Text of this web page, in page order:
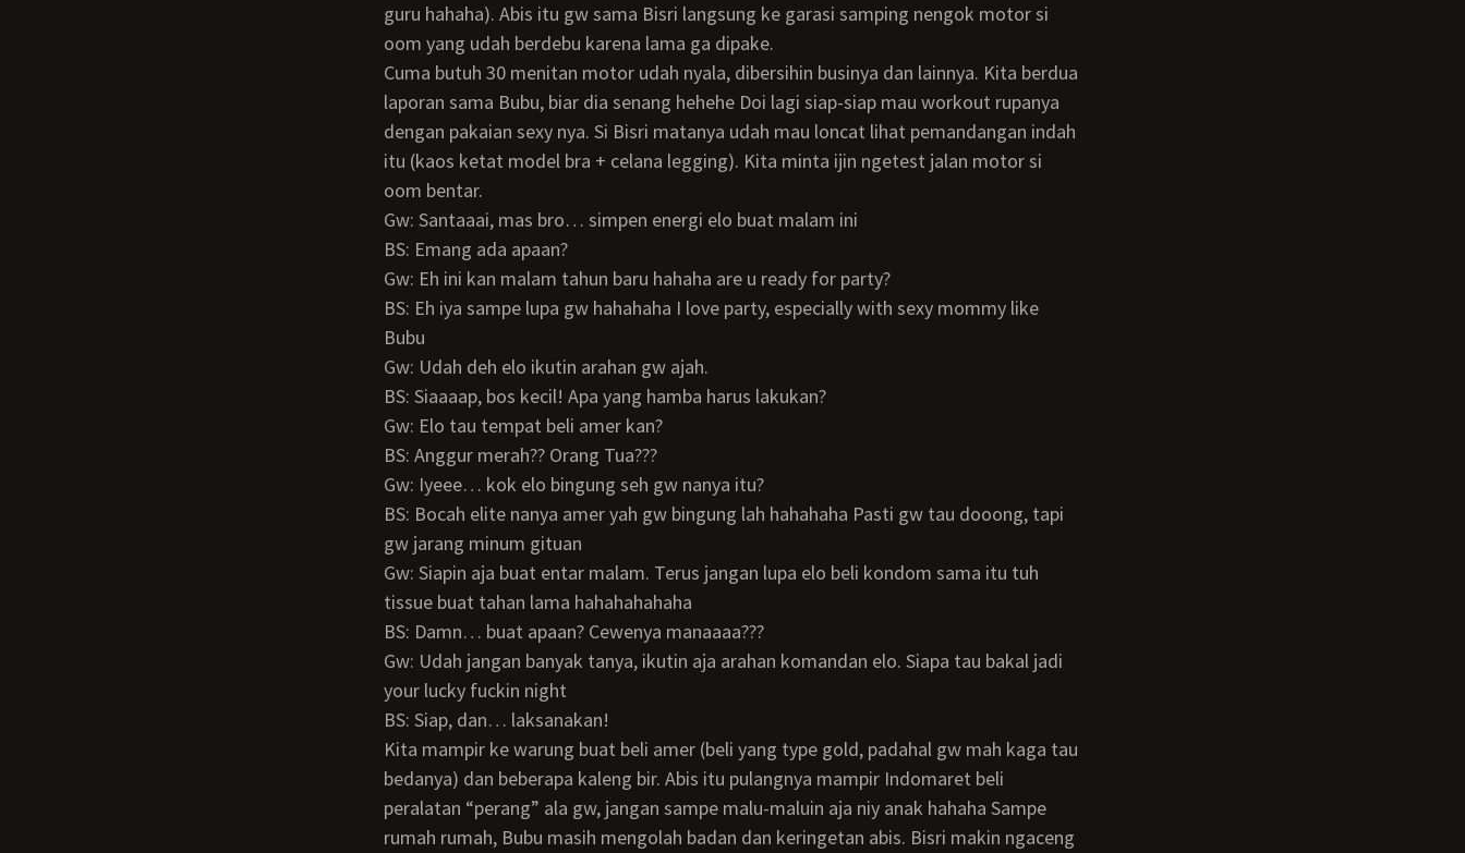
guru hahaha). Abis itu gw sama Bisri langsung ke garasi samping nengok motor si
oom yang udah berdebu karena lama ga dipake.
Cuma butuh 30 menitan motor udah nyala, dibersihin businya dan lainnya. Kita berdua
laporan sama Bubu, biar dia senang hehehe Doi lagi siap-siap mau workout rupanya
dengan pakaian sexy nya. Si Bisri matanya udah mau loncat lihat pemandangan indah
itu (kaos ketat model bra + celana legging). Kita minta ijin ngetest jalan motor si
oom bentar.
Gw: Santaaai, mas bro… simpen energi elo buat malam ini
BS: Emang ada apaan?
Gw: Eh ini kan malam tahun baru hahaha are u ready for party?
BS: Eh iya sampe lupa gw hahahaha I love party, especially with sexy mommy like
Bubu
Gw: Udah deh elo ikutin arahan gw ajah.
BS: Siaaaap, bos kecil! Apa yang hamba harus lakukan?
Gw: Elo tau tempat beli amer kan?
BS: Anggur merah?? Orang Tua???
Gw: Iyeee… kok elo bingung seh gw nanya itu?
BS: Bocah elite nanya amer yah gw bingung lah hahahaha Pasti gw tau dooong, tapi
gw jarang minum gituan
Gw: Siapin aja buat entar malam. Terus jangan lupa elo beli kondom sama itu tuh
tissue buat tahan lama hahahahahaha
BS: Damn… buat apaan? Cewenya manaaaa???
Gw: Udah jangan banyak tanya, ikutin aja arahan komandan elo. Siapa tau bakal jadi
your lucky fuckin night
BS: Siap, dan… laksanakan!
Kita mampir ke warung buat beli amer (beli yang type gold, padahal gw mah kaga tau
bedanya) dan beberapa kaleng bir. Abis itu pulangnya mampir Indomaret beli
peralatan “perang” ala gw, jangan sampe malu-maluin aja niy anak hahaha Sampe
rumah rumah, Bubu masih mengolah badan dan keringetan abis. Bisri makin ngaceng